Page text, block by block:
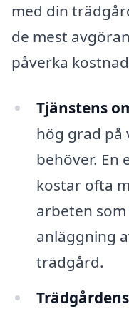
med din
de mest
påverka
Tjänstens
hög grad på
behöver. En
kostar ofta
arbeten
anläggning
trädgård.